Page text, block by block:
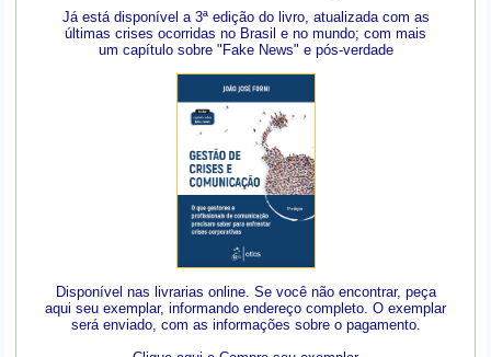
Já está disponível a 3ª edição do livro, atualizada com as
últimas crises ocorridas no Brasil e no mundo; com mais
um capítulo sobre "Fake News" e pós-verdade
Disponível nas livrarias online. Se você não encontrar, peça
aqui seu exemplar, informando endereço completo. O exemplar
será enviado, com as informações sobre o pagamento.